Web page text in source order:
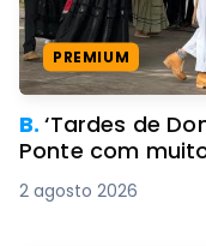
PREMIUM
B.‘Tardes de
Ponte com
2 agosto 2026